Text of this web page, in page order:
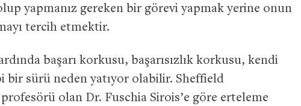
yapmanız gereken bir görevi yapmak yerine onun
tercih etmektir.
başarı korkusu, başarısızlık korkusu, kendi
bir sürü neden yatıyor olabilir. Sheffield
olan Dr. Fuschia Sirois’e göre erteleme